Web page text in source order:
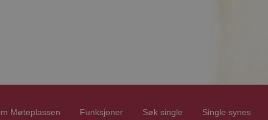
Møteplassen Funksjoner Søk single Single synes